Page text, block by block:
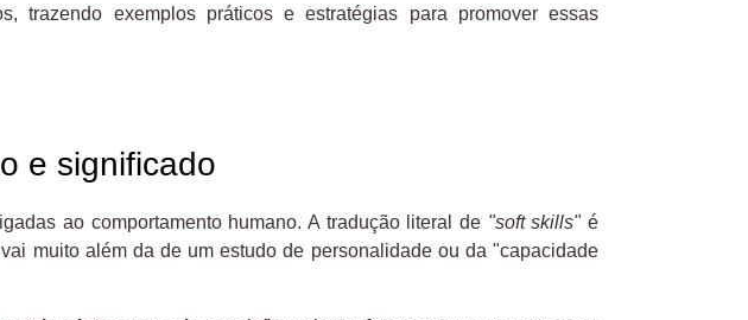
trazendo exemplos práticos e estratégias para promover essas
e significado
ao comportamento humano. A tradução literal de "soft skills"é
muito além da de um estudo de personalidade ou da "capacidade